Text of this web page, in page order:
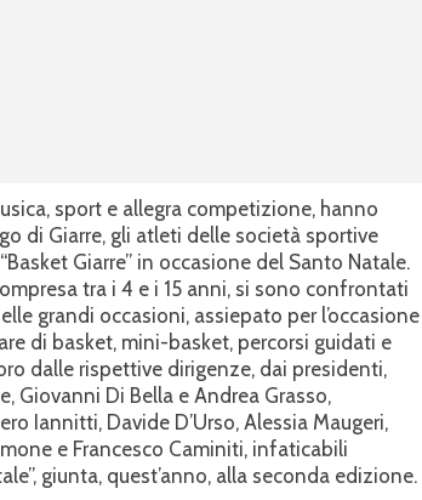
sport e allegra competizione, hanno
di Giarre, gli atleti delle società sportive
Giarre” in occasione del Santo Natale.
tra i 4 e i 15 anni, si sono confrontati
grandi occasioni, assiepato per l’occasione
di basket, mini-basket, percorsi guidati e
dalle rispettive dirigenze, dai presidenti,
Giovanni Di Bella e Andrea Grasso,
Iannitti, Davide D’Urso, Alessia Maugeri,
e Francesco Caminiti, infaticabili
giunta, quest’anno, alla seconda edizione.